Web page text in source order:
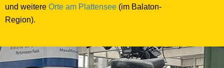
und weitere Orte am Plattensee (im Balaton-
Region).